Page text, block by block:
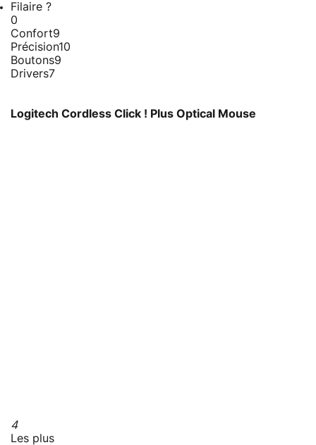
Filaire ?
0
Confort9
Précision10
Boutons9
Drivers7
Logitech Cordless Click ! Plus Optical Mouse
4
Les plus